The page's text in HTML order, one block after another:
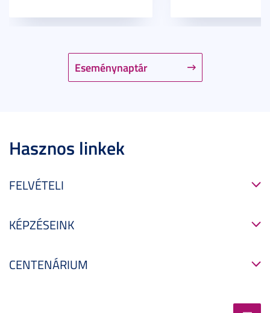
Eseménynaptár
Hasznos linkek
FELVÉTELI
KÉPZÉSEINK
CENTENÁRIUM